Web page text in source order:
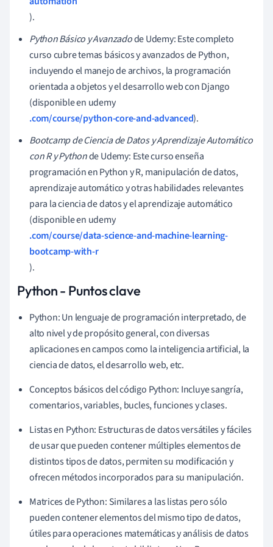
).
Python Básico y Avanzadode Udemy: Este completo
curso cubre temas básicos y avanzados de Python,
incluyendo el manejo de archivos, la programación
orientada a objetos y el desarrollo web con Django
(disponible en udemy
.com/course/python-core-and-advanced).
Bootcamp de Ciencia de Datos y Aprendizaje Automático
con R y Pythonde Udemy: Este curso enseña
programación en Python y R, manipulación de datos,
aprendizaje automático y otras habilidades relevantes
para la ciencia de datos y el aprendizaje automático
(disponible en udemy
.com/course/data-science-and-machine-learning-
bootcamp-with-r
).
Python - Puntos clave
Python: Un lenguaje de programación interpretado, de
alto nivel y de propósito general, con diversas
aplicaciones en campos como la inteligencia artificial, la
ciencia de datos, el desarrollo web, etc.
Conceptos básicos del código Python: Incluye sangría,
comentarios, variables, bucles, funciones y clases.
Listas en Python: Estructuras de datos versátiles y fáciles
de usar que pueden contener múltiples elementos de
distintos tipos de datos, permiten su modificación y
ofrecen métodos incorporados para su manipulación.
Matrices de Python: Similares a las listas pero sólo
pueden contener elementos del mismo tipo de datos,
útiles para operaciones matemáticas y análisis de datos